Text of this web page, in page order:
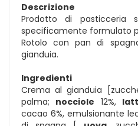
Descrizione
Prodotto di pasticceria
specificamente formulato
Rotolo con pan di
gianduia.
Ingredienti
Crema al gianduia
palma; nocciole 12%,
cacao 6%, emulsionante